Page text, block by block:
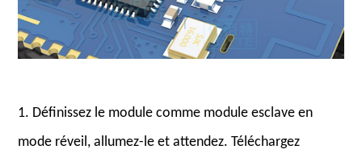
1. Définissez le module comme module esclave en
mode réveil, allumez-le et attendez. Téléchargez